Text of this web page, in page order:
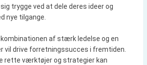
trygge ved at dele deres ideer og
nye tilgange.
kombinationen af stærk ledelse og en
vil drive forretningssucces i fremtiden.
rette værktøjer og strategier kan